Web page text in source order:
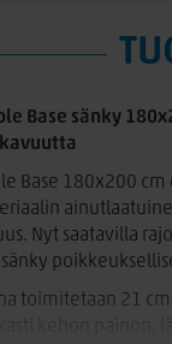
Base sänky
Base 180x200
Nyt saatavilla
sänky
toimitetaan 21 cm